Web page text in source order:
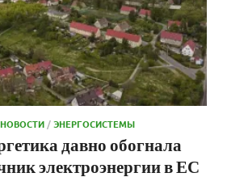
НОВОСТИ /ЭНЕРГОСИСТЕМЫ
давно обогнала
электроэнергии в ЕС